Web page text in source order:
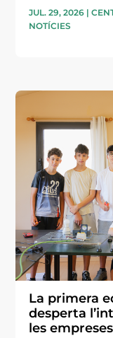
JUL. 29, 2026 |
NOTÍCIES
La primera
desperta
les